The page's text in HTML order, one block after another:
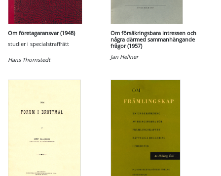
Om företagaransvar (1948)
studier i specialstraffrätt
Hans Thornstedt
Om försäkringsbara intressen och
några därmed sammanhängande
frågor (1957)
Jan Hellner